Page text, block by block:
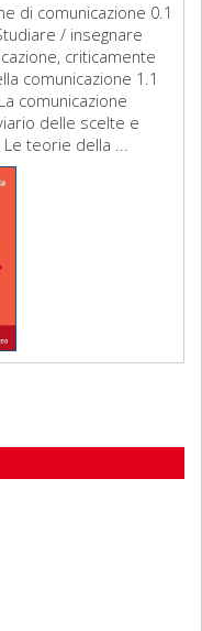
di comunicazione 0.1
/ insegnare
criticamente
comunicazione 1.1
comunicazione
delle scelte e
teorie della ...